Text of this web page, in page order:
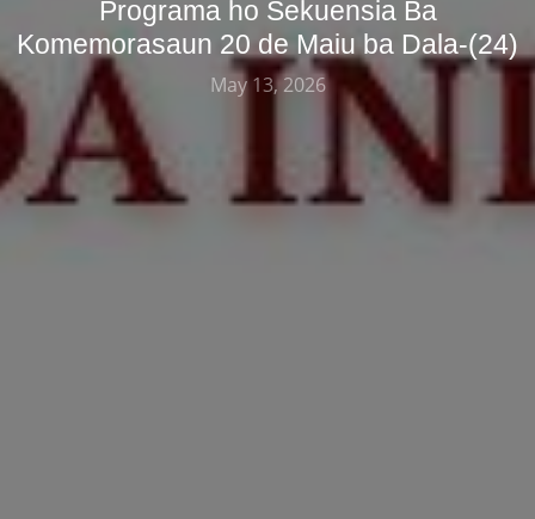
Programa ho Sekuensia Ba
Komemorasaun 20 de Maiu ba Dala-(24)
May 13, 2026